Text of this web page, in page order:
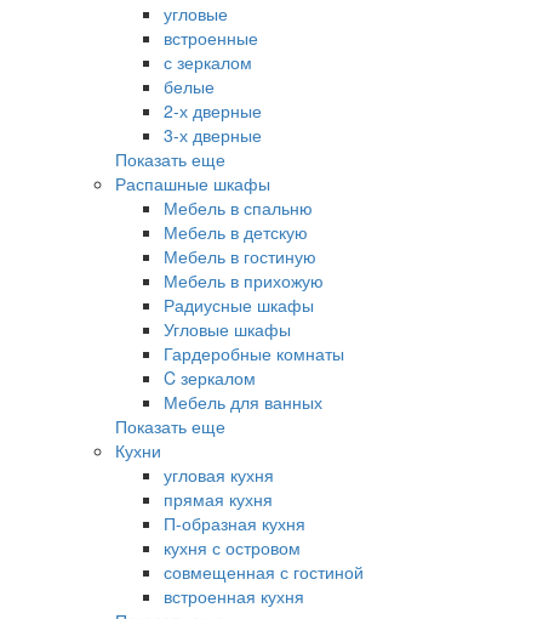
угловые
встроенные
с зеркалом
белые
2-х дверные
3-х дверные
Показать еще
Распашные шкафы
Мебель в спальню
Мебель в детскую
Мебель в гостиную
Мебель в прихожую
Радиусные шкафы
Угловые шкафы
Гардеробные комнаты
C зеркалом
Мебель для ванных
Показать еще
Кухни
угловая кухня
прямая кухня
П-образная кухня
кухня с островом
совмещенная с гостиной
встроенная кухня